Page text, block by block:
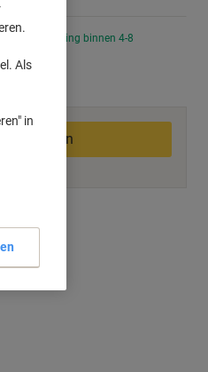
bezorging binnen 4-8
Als
in